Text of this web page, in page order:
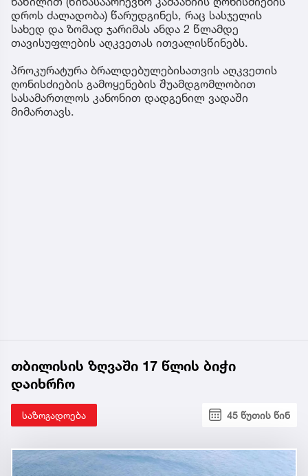
დროს ძალადობა) წარუდგინეს, რაც სასჯელის
სახედ და ზომად ჯარიმას ანდა 2 წლამდე
თავისუფლების აღკვეთას ითვალისწინებს.
პროკურატურა ბრალდებულებისათვის აღკვეთის
ღონისძიების გამოყენების შუამდგომლობით
სასამართლოს კანონით დადგენილ ვადაში
მიმართავს.
თბილისის ზღვაში 17 წლის ბიჭი
დაიხრჩო
საზოგადოება 45 წუთის წინ